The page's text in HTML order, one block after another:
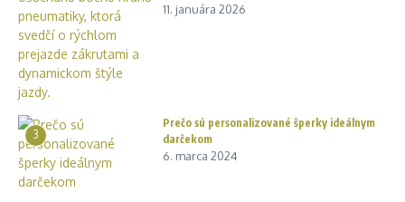
11. januára 2026
3
Prečo sú personalizované šperky ideálnym
darčekom
6. marca 2024